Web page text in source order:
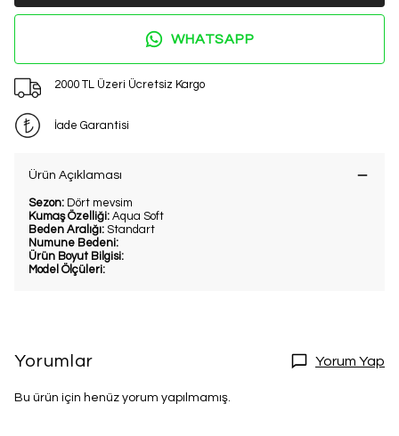
WHATSAPP
2000 TL Üzeri Ücretsiz Kargo
İade Garantisi
Ürün Açıklaması
Sezon: Dört mevsim
Kumaş Özelliği: Aqua Soft
Beden Aralığı: Standart
Numune Bedeni:
Ürün Boyut Bilgisi:
Model Ölçüleri:
Yorumlar Yorum Yap
Bu ürün için henüz yorum yapılmamış.